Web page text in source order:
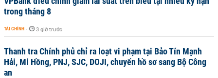
trong tháng 8
TÀI CHÍNH - 3 giờ trước
Thanh tra Chính phủ chỉ ra loạt vi phạm tại Bảo Tín Mạnh
Hải, Mi Hồng, PNJ, SJC, DOJI, chuyển hồ sơ sang Bộ Công
an